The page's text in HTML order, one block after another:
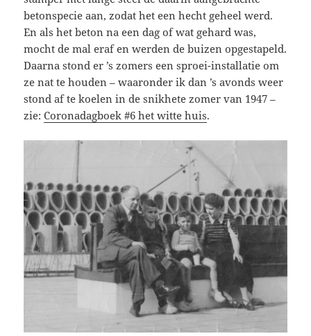
betonspecie aan, zodat het een hecht geheel werd.
En als het beton na een dag of wat gehard was,
mocht de mal eraf en werden de buizen opgestapeld.
Daarna stond er ’s zomers een sproei-installatie om
ze nat te houden – waaronder ik dan ’s avonds weer
stond af te koelen in de snikhete zomer van 1947 –
zie:Coronadagboek #6 het witte huis.